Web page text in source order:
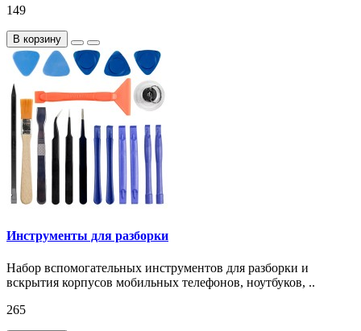
149
В корзину
Инструменты для разборки
Набор вспомогательных инструментов для разборки и
вскрытия корпусов мобильных телефонов, ноутбуков, ..
265